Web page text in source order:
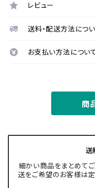
レビュー
送料・配送方法につ
お支払い方法につい
商
送
細かい商品をまとめて
送をご希望のお客様は